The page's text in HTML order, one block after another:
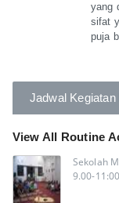
yang
sifat
puja
Jadwal Kegiatan
View All Routine
Sekolah
9.00-